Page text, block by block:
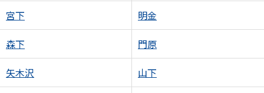
宮下 明金
森下 門原
矢木沢 山下